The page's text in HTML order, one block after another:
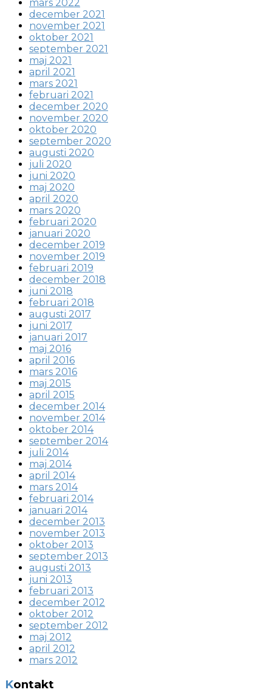
mars 2022
december 2021
november 2021
oktober 2021
september 2021
maj 2021
april 2021
mars 2021
februari 2021
december 2020
november 2020
oktober 2020
september 2020
augusti 2020
juli 2020
juni 2020
maj 2020
april 2020
mars 2020
februari 2020
januari 2020
december 2019
november 2019
februari 2019
december 2018
juni 2018
februari 2018
augusti 2017
juni 2017
januari 2017
maj 2016
april 2016
mars 2016
maj 2015
april 2015
december 2014
november 2014
oktober 2014
september 2014
juli 2014
maj 2014
april 2014
mars 2014
februari 2014
januari 2014
december 2013
november 2013
oktober 2013
september 2013
augusti 2013
juni 2013
februari 2013
december 2012
oktober 2012
september 2012
maj 2012
april 2012
mars 2012
Kontakt